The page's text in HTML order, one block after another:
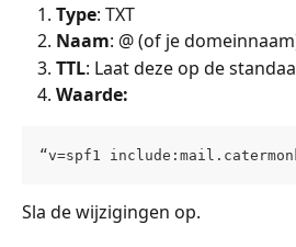
Type: TXT
Naam: @ (of je
TTL: Laat deze op de
Waarde:
“v=spf1
Sla de wijzigingen op.